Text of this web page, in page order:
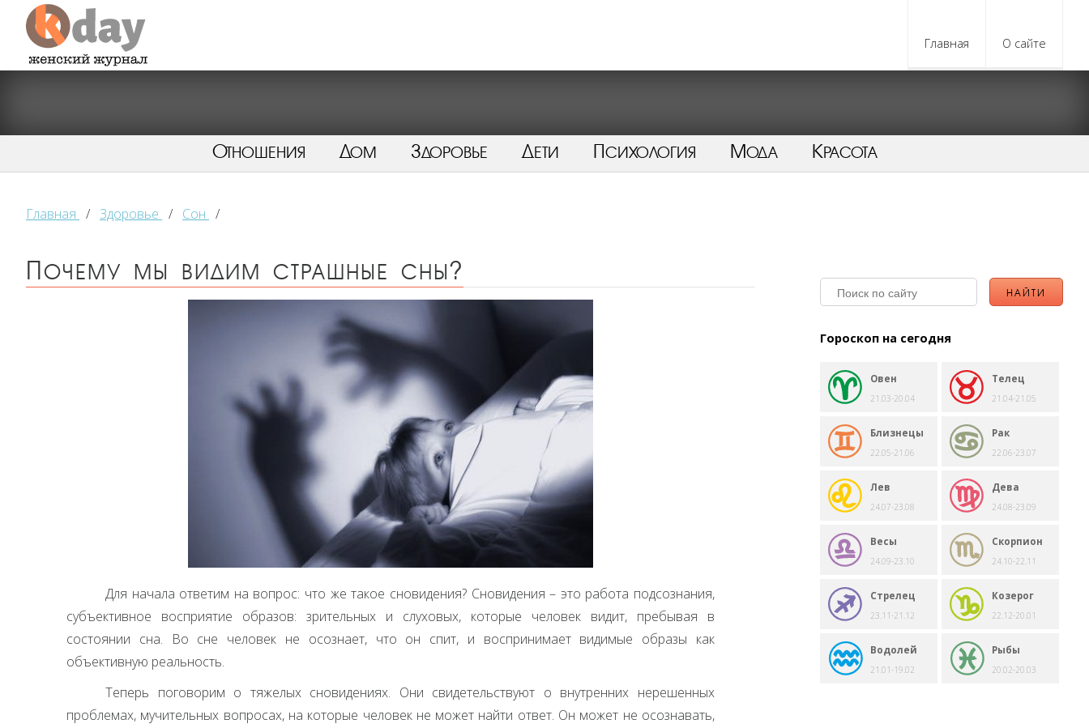
Главная О сайте
Отношения Дом Здоровье Дети Психология Мода Красота
Главная / Здоровье / Сон /
Почему мы видим страшные сны?
Для начала ответим на вопрос: что же такое сновидения? Сновидения – это работа подсознания,
субъективное восприятие образов: зрительных и слуховых, которые человек видит, пребывая в
состоянии сна. Во сне человек не осознает, что он спит, и воспринимает видимые образы как
объективную реальность.
Теперь поговорим о тяжелых сновидениях. Они свидетельствуют о внутренних нерешенных
проблемах, мучительных вопросах, на которые человек не может найти ответ. Он может не осознавать,
Гороскоп на сегодня
Овен
21.03-20.04
Телец
21.04-21.05
Близнецы
22.05-21.06
Рак
22.06-23.07
Лев
24.07-23.08
Дева
24.08-23.09
Весы
24.09-23.10
Скорпион
24.10-22.11
Стрелец
23.11-21.12
Козерог
22.12-20.01
Водолей
21.01-19.02
Рыбы
20.02-20.03